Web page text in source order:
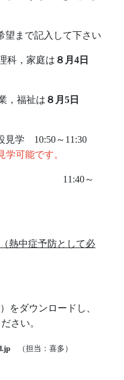
まで記入して下さい
科，家庭は ８月 4 日
，福祉は ８月 5 日
見学 10:50～ 11:30
可能です。
ト記入 11:40～
（熱中症予防として必
をダウンロードし、
さい。
（担当：喜多）